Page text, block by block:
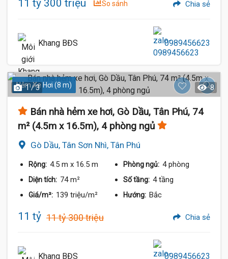
11 tỷ 300 triệu So sánh Chia sẻ
Khang BĐS 0989456623
Hẻm Xe Hơi (8 m)
1 / 3 8
Bán nhà hẻm xe hơi, Gò Dầu, Tân Phú, 74
m² (4.5m x 16.5m), 4 phòng ngủ
Gò Dầu, Tân Sơn Nhì, Tân Phú
Rộng: 4.5 m x 16.5 m Phòng ngủ: 4 phòng
Diện tích: 74 m² Số tầng: 4 tầng
Giá/m²: 139 triệu/m² Hướng: Bắc
11 tỷ 11 tỷ 300 triệu Chia sẻ
Khang BĐS 0989456623